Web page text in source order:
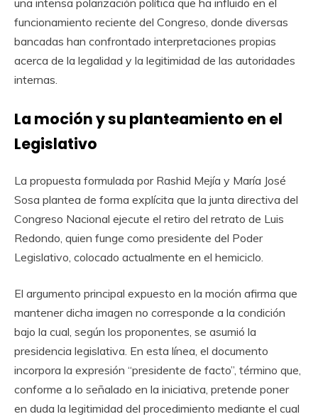
funcionamiento reciente del Congreso, donde diversas
bancadas han confrontado interpretaciones propias
acerca de la legalidad y la legitimidad de las autoridades
internas.
La moción y su planteamiento en el
Legislativo
La propuesta formulada por Rashid Mejía y María José
Sosa plantea de forma explícita que la junta directiva del
Congreso Nacional ejecute el retiro del retrato de Luis
Redondo, quien funge como presidente del Poder
Legislativo, colocado actualmente en el hemiciclo.
El argumento principal expuesto en la moción afirma que
mantener dicha imagen no corresponde a la condición
bajo la cual, según los proponentes, se asumió la
presidencia legislativa. En esta línea, el documento
incorpora la expresión “presidente de facto”, término que,
conforme a lo señalado en la iniciativa, pretende poner
en duda la legitimidad del procedimiento mediante el cual